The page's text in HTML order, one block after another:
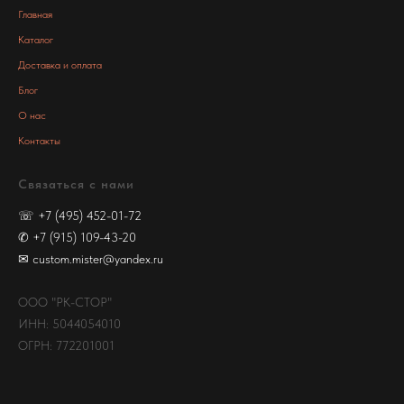
Главная
Каталог
Доставка и оплата
Блог
О нас
Контакты
Связаться с нами
☏ +7 (495) 452-01-72
✆ +7 (915) 109-43-20
✉ custom.mister@yandex.ru
ООО "РК-СТОР"
ИНН: 5044054010
ОГРН: 772201001